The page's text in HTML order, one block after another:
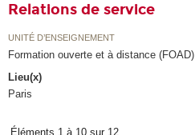
Relations de service
UNITÉ D’ENSEIGNEMENT
Formation ouverte et à distance (FOAD)
Lieu(x)
Paris
Éléments 1 à 10 sur 12